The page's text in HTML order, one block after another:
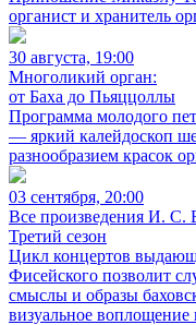
органист и хранитель
30 августа, 19:00
Многоликий орган:
от Баха до Пьяццоллы
Программа молодого
— яркий калейдоскоп
разнообразием красок
03 сентября, 20:00
Все произведения И. С.
Третий сезон
Цикл концертов
Фисейского позволит
смыслы и образы
визуальное